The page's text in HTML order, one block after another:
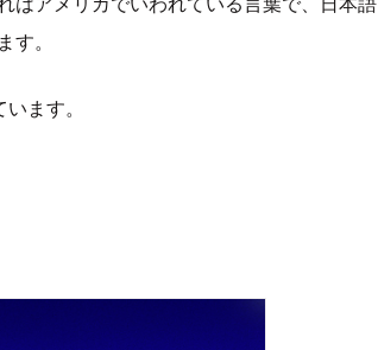
。
ます。